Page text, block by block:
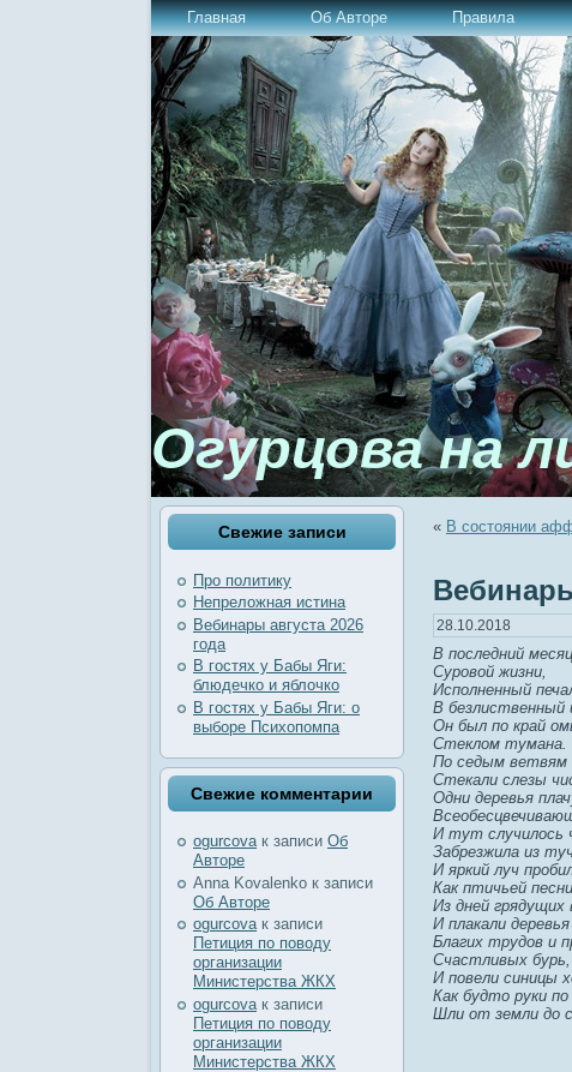
Главная Об Авторе Правила
Огурцова на
Свежие записи
Про политику
Непреложная истина
Вебинары августа 2026
года
В гостях у Бабы Яги:
блюдечко и яблочко
В гостях у Бабы Яги: о
выборе Психопомпа
Свежие комментарии
ogurcovaк записи Об
Авторе
Anna Kovalenko к записи
Об Авторе
ogurcovaк записи
Петиция по поводу
организации
Министерства ЖКХ
ogurcova к записи
Петиция по поводу
организации
Министерства ЖКХ
« В состоянии
28.10.2018
В последний
Суровой жизни,
Исполненный
В безлиственный
Он был по край
Стеклом тумана.
По седым ветвям
Стекали слезы
Одни деревья
И тут случилось
Забрезжила из
И яркий луч
Как птичьей
Из дней грядущих
И плакали
Благих трудов и
Счастливых бурь,
И повели синицы
Как будто руки
Шли от земли до